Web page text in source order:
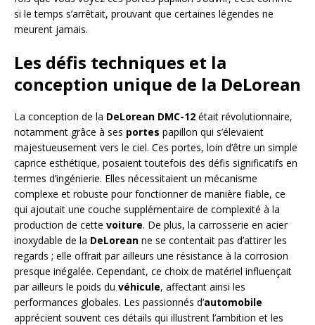
si le temps s’arrêtait, prouvant que certaines légendes ne
meurent jamais.
Les défis techniques et la
conception unique de la DeLorean
La conception de la DeLorean DMC-12 était révolutionnaire,
notamment grâce à ses portes papillon qui s’élevaient
majestueusement vers le ciel. Ces portes, loin d’être un simple
caprice esthétique, posaient toutefois des défis significatifs en
termes d’ingénierie. Elles nécessitaient un mécanisme
complexe et robuste pour fonctionner de manière fiable, ce
qui ajoutait une couche supplémentaire de complexité à la
production de cette voiture. De plus, la carrosserie en acier
inoxydable de la DeLorean ne se contentait pas d’attirer les
regards ; elle offrait par ailleurs une résistance à la corrosion
presque inégalée. Cependant, ce choix de matériel influençait
par ailleurs le poids du véhicule, affectant ainsi les
performances globales. Les passionnés d’automobile
apprécient souvent ces détails qui illustrent l’ambition et les